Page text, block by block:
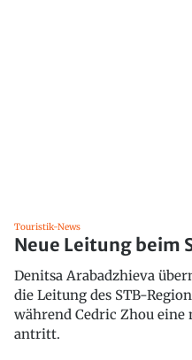
Touristik-News
Neue Leitung beim
Denitsa Arabadzhieva
die Leitung des STB-
während Cedric Zhou
antritt.